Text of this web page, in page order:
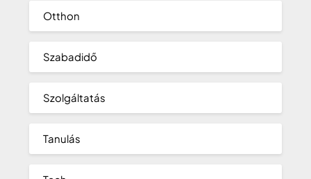
Otthon
Szabadidő
Szolgáltatás
Tanulás